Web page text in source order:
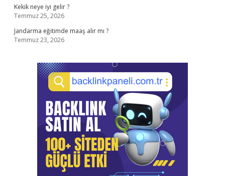
Kekik neye iyi gelir ?
Temmuz 25, 2026
Jandarma eğitimde maaş alır mı ?
Temmuz 23, 2026